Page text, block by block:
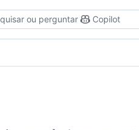
ou perguntar Copilot